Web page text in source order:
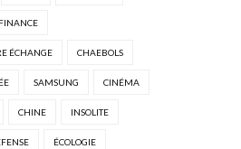
FINANCE
ÉCHANGE CHAEBOLS
SAMSUNG CINÉMA
CHINE INSOLITE
ÉCOLOGIE